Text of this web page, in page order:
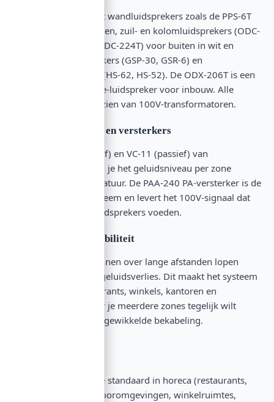
OMNITRONIC biedt wandluidsprekers zoals de PPS-6T
voor PA-toepassingen, zuil- en kolomluidsprekers (ODC-
264T, ODC-244T, ODC-224T) voor buiten in wit en
zwart, tuinluidsprekers (GSP-30, GSR-6) en
hoornluidsprekers (HS-62, HS-52). De ODX-206T is een
compacte installatie-luidspreker voor inbouw. Alle
modellen zijn voorzien van 100V-transformatoren.
Volume-regelaars en versterkers
Met de VC-22 (actief) en VC-11 (passief) van
OMNITRONIC regel je het geluidsniveau per zone
zonder extra apparatuur. De PAA-240 PA-versterker is de
hartslag van je systeem en levert het 100V-signaal dat
alle aangesloten luidsprekers voeden.
Installatie en flexibiliteit
100V-leidingen kunnen over lange afstanden lopen
zonder significant geluidsverlies. Dit maakt het systeem
perfect voor restaurants, winkels, kantoren en
buitenruimtes waar je meerdere zones tegelijk wilt
bedienen zonder ingewikkelde bekabeling.
100V-techniek is de standaard in horeca (restaurants,
cafés, hotels), kantooromgevingen, winkelruimtes,